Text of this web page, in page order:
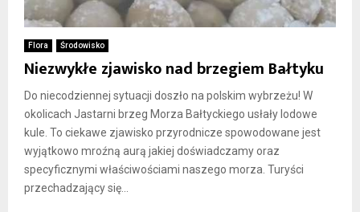
Flora Środowisko
Niezwykłe zjawisko nad brzegiem Bałtyku
Do niecodziennej sytuacji doszło na polskim wybrzeżu! W
okolicach Jastarni brzeg Morza Bałtyckiego usłały lodowe
kule. To ciekawe zjawisko przyrodnicze spowodowane jest
wyjątkowo mroźną aurą jakiej doświadczamy oraz
specyficznymi właściwościami naszego morza. Turyści
przechadzający się...